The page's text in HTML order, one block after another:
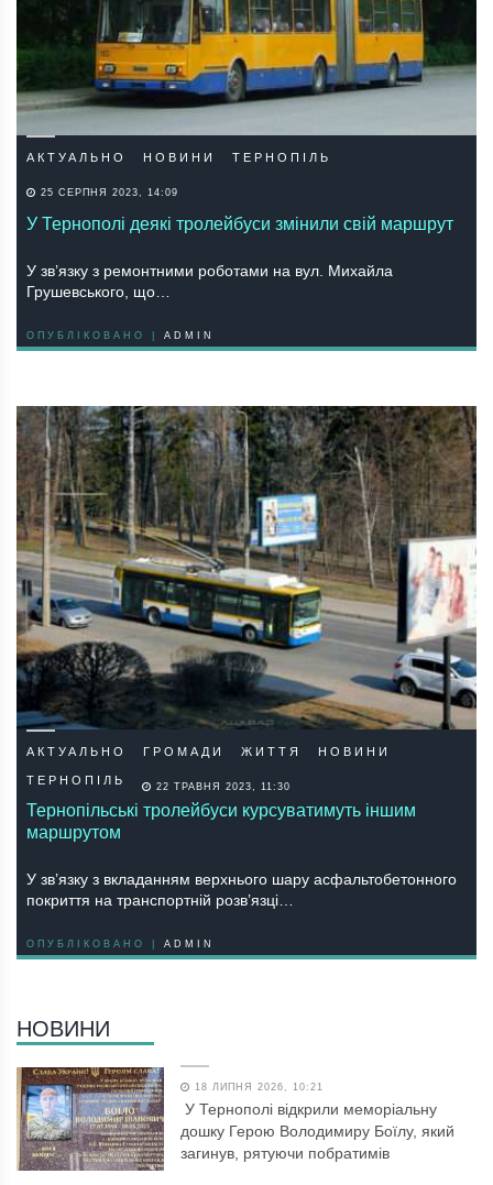
АКТУАЛЬНО НОВИНИ ТЕРНОПІЛЬ
25 СЕРПНЯ 2023, 14:09
У Тернополі деякі тролейбуси змінили свій маршрут
У зв’язку з ремонтними роботами на вул. Михайла
Грушевського, що…
ОПУБЛІКОВАНО | ADMIN
АКТУАЛЬНО ГРОМАДИ ЖИТТЯ НОВИНИ
ТЕРНОПІЛЬ 22 ТРАВНЯ 2023, 11:30
Тернопільські тролейбуси курсуватимуть іншим
маршрутом
У зв’язку з вкладанням верхнього шару асфальтобетонного
покриття на транспортній розв’язці…
ОПУБЛІКОВАНО | ADMIN
НОВИНИ
18 ЛИПНЯ 2026, 10:21
У Тернополі відкрили меморіальну
дошку Герою Володимиру Боїлу, який
загинув, рятуючи побратимів